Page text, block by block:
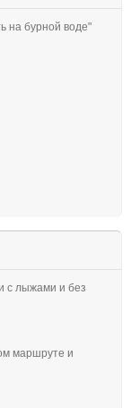
на бурной воде"
с лыжами и без
маршруте и